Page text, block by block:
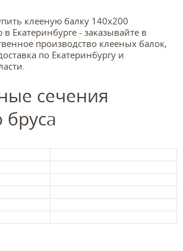
клееную балку 140x200
Екатеринбурге - заказывайте в
производство клееных балок,
по Екатеринбургу и
сечения
бруса